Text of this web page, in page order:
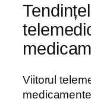
Viitorul